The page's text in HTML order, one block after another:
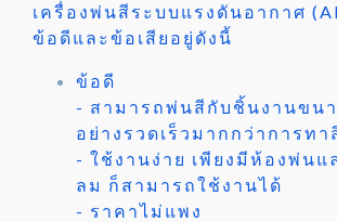
เครื่องพ่นสีระบบแรงดันอากาศ
ข้อดีและข้อเสียอยู่ดังนี้
ข้อดี
- สามารถพ่นสีกับชิ้นงานขน
อย่างรวดเร็วมากกว่าการทา
- ใช้งานง่าย เพียงมีห้องพ่นแ
ลม ก็สามารถใช้งานได้
- ราคาไม่แพง